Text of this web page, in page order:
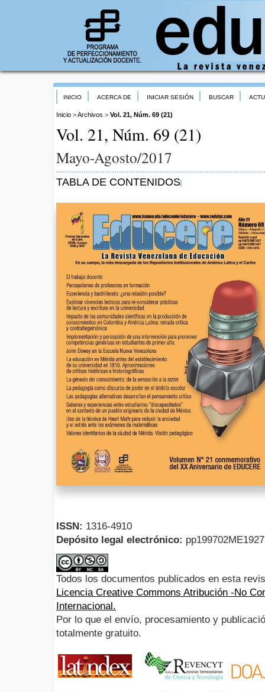
INICIO ACERCA DE INICIAR SESIÓN BUSCAR
Inicio >Archivos > Vol. 21, Núm. 69 (21)
Vol. 21, Núm. 69 (21)
Mayo-Agosto/2017
TABLA DE CONTENIDOS
ISSN: 1316-4910
Depósito legal electrónico:
Todos los documentos publicados en esta
Licencia Creative Commons Atribución -No
Internacional.
Por lo que el envío, procesamiento y
totalmente gratuito.